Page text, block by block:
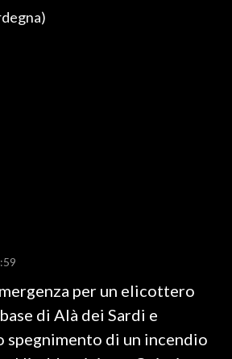
per un elicottero
di Alà dei Sardi e
spegnimento di un incendio